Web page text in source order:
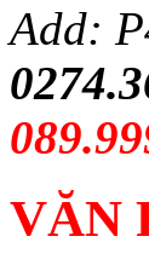
Add:
VĂN